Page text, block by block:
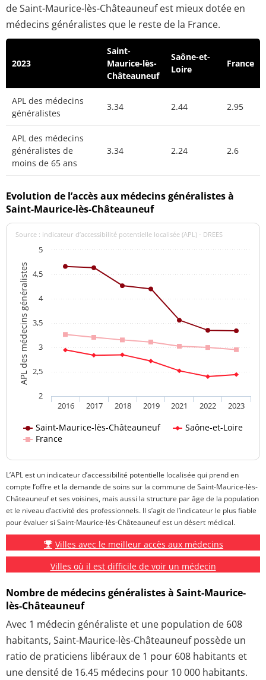
de Saint-Maurice-lès-Châteauneuf est mieux dotée en
médecins généralistes que le reste de la France.
2023
Saint-
Maurice-lès-
Châteauneuf
Saône-et-
Loire
France
APL des médecins
généralistes
3.34 2.44 2.95
APL des médecins
généralistes de
moins de 65 ans
3.34 2.24 2.6
Evolution de l’accès aux médecins généralistes à
Saint-Maurice-lès-Châteauneuf
APL des médecins généralistes
Source : indicateur d’accessibilité potentielle localisée (APL) - DREES
Saint-Maurice-lès-Châteauneuf
Saône-et-Loire
France
2016 2017 2018 2019 2021 2022 2023
2
2,5
3
3,5
4
4,5
5
L’APL est un indicateur d’accessibilité potentielle localisée qui prend en
compte l’offre et la demande de soins sur la commune de Saint-Maurice-lès-
Châteauneuf et ses voisines, mais aussi la structure par âge de la population
et le niveau d’activité des professionnels. Il s’agit de l’indicateur le plus fiable
pour évaluer si Saint-Maurice-lès-Châteauneuf est un désert médical.
Villes avec le meilleur accès aux médecins
Villes où il est difficile de voir un médecin
Nombre de médecins généralistes à Saint-Maurice-
lès-Châteauneuf
Avec 1 médecin généraliste et une population de 608
habitants, Saint-Maurice-lès-Châteauneuf possède un
ratio de praticiens libéraux de 1 pour 608 habitants et
une densité de 16.45 médecins pour 10 000 habitants.